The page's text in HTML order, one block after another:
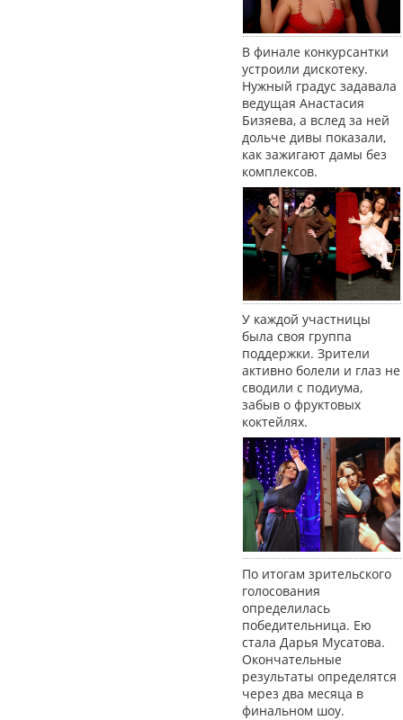
В финале конкурсантки
устроили дискотеку.
Нужный градус задавала
ведущая Анастасия
Бизяева, а вслед за ней
дольче дивы показали,
как зажигают дамы без
комплексов.
У каждой участницы
была своя группа
поддержки. Зрители
активно болели и глаз не
сводили с подиума,
забыв о фруктовых
коктейлях.
По итогам зрительского
голосования
определилась
победительница. Ею
стала Дарья Мусатова.
Окончательные
результаты определятся
через два месяца в
финальном шоу.